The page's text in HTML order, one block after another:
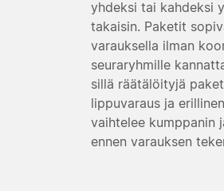
yhdeksi tai kahdeksi
takaisin. Paketit
varauksella ilman
seuraryhmille
sillä räätälöityjä
lippuvaraus ja
vaihtelee kumppanin
ennen varauksen